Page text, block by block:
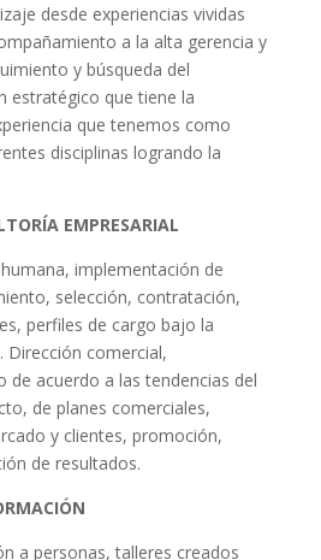
desde experiencias vividas
a la alta gerencia y
y búsqueda del
estratégico que tiene la
que tenemos como
disciplinas logrando la
EMPRESARIAL
implementación de
selección, contratación,
perfiles de cargo bajo la
Dirección comercial,
de acuerdo a las tendencias del
de planes comerciales,
y clientes, promoción,
de resultados.
a personas, talleres creados